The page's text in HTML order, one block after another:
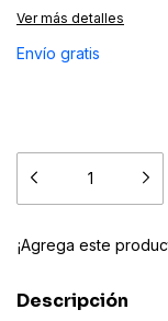
Ver más detalles
Envío gratis
¡Agrega este
Descripción